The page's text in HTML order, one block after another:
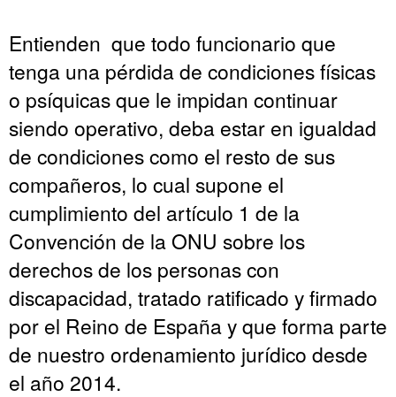
Entienden que todo funcionario que
tenga una pérdida de condiciones físicas
o psíquicas que le impidan continuar
siendo operativo, deba estar en igualdad
de condiciones como el resto de sus
compañeros, lo cual supone el
cumplimiento del artículo 1 de la
Convención de la ONU sobre los
derechos de los personas con
discapacidad, tratado ratificado y firmado
por el Reino de España y que forma parte
de nuestro ordenamiento jurídico desde
el año 2014.